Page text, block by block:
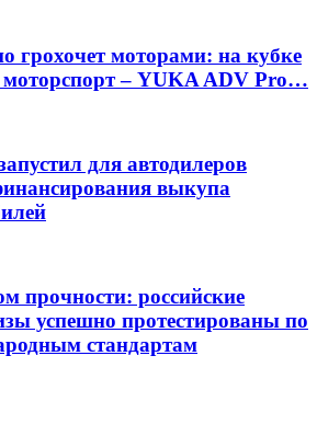
грохочет моторами: на кубке
– YUKA ADV Pro…
для автодилеров
выкупа
прочности: российские
успешно протестированы по
стандартам